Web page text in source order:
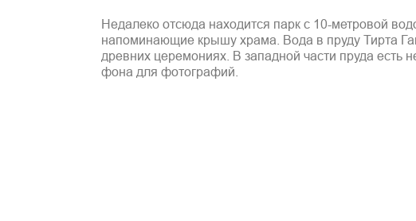
Недалеко отсюда находится парк с 10-метровой
напоминающие крышу храма. Вода в пруду Тирта
древних церемониях. В западной части пруда есть
фона для фотографий.